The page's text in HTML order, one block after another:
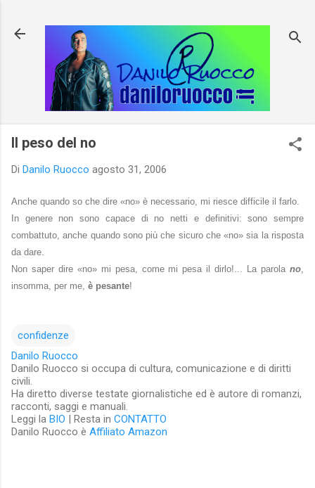
Il peso del no
Di Danilo Ruocco agosto 31, 2006
Anche quando so che dire «no» è necessario, mi riesce difficile il farlo.
In genere non sono capace di no netti e definitivi: sono sempre
combattuto, anche quando sono più che sicuro che «no» sia la risposta
da dare.
Non saper dire «no» mi pesa, come mi pesa il dirlo!... La parola no,
insomma, per me, è pesante!
confidenze
Danilo Ruocco
Danilo Ruocco si occupa di cultura, comunicazione e di diritti
civili.
Ha diretto diverse testate giornalistiche ed è autore di romanzi,
racconti, saggi e manuali.
Leggi la BIO | Resta in CONTATTO
Danilo Ruocco è Affiliato Amazon